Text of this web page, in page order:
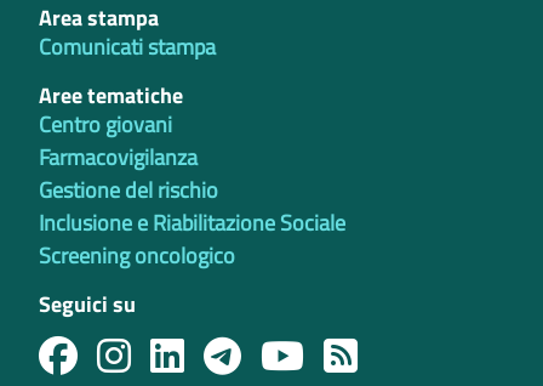
Area stampa
Comunicati stampa
Aree tematiche
Centro giovani
Farmacovigilanza
Gestione del rischio
Inclusione e Riabilitazione Sociale
Screening oncologico
Seguici su